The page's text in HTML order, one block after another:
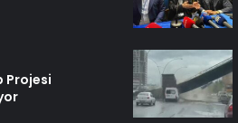
Projesi